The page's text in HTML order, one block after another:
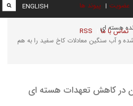
عضویت پیوند ها
تماس با ما RSS
ENGLISH
هسته ای
و آب سنگین معادلات کاخ سفید را به هم
در کاهش تعهدات هسته ای